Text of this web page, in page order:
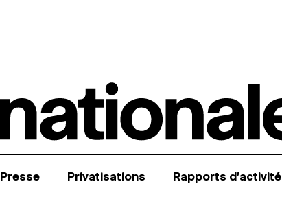
Presse Privatisations Rapports d’activité